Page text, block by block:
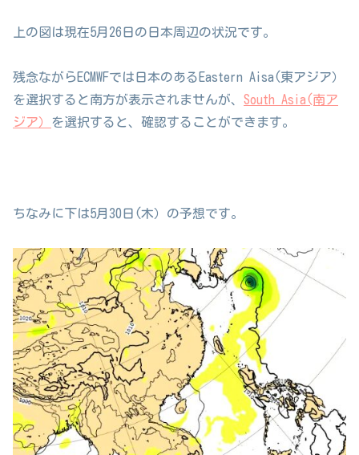
上の図は現在5月26日の日本周辺の状況です。
残念ながらECMWFでは日本のあるEastern Aisa(東アジア）
を選択すると南方が表示されませんが、 South Asia(南ア
ジア） を選択すると、確認することができます。
ちなみに下は5月30日(木）の予想です。